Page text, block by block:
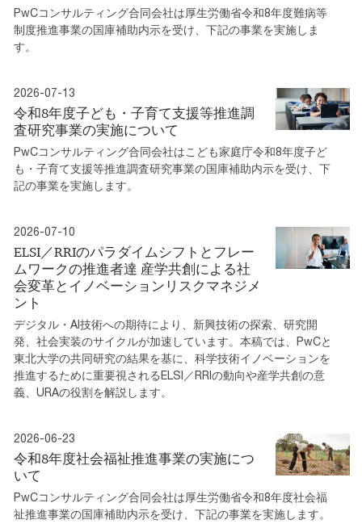
PwCコンサルティング合同会社は厚生労働省令和8年度難病等
制度推進事業の国庫補助内示を受け、下記の事業を実施しま
す。
2026-07-13
令和8年度子ども・子育て支援等推進調
査研究事業の実施について
PwCコンサルティング合同会社はこども家庭庁令和8年度子ど
も・子育て支援等推進調査研究事業の国庫補助内示を受け、下
記の事業を実施します。
2026-07-10
ELSI／RRIのパラダイムシフトとフレー
ムワークの推進者達 産学共創による社
会変革とイノベーションリスクマネジメ
ント
デジタル・AI技術への期待により、新興技術の探索、研究開
発、社会実装のサイクルが加速しています。本稿では、PwCと
東北大学の共同研究の結果を基に、科学技術イノベーションを
推進するために重要視されるELSI／RRIの動向や産学共創の意
義、URAの役割を解説します。
2026-06-23
令和8年度社会福祉推進事業の実施につ
いて
PwCコンサルティング合同会社は厚生労働省令和8年度社会福
祉推進事業の国庫補助内示を受け、下記の事業を実施します。